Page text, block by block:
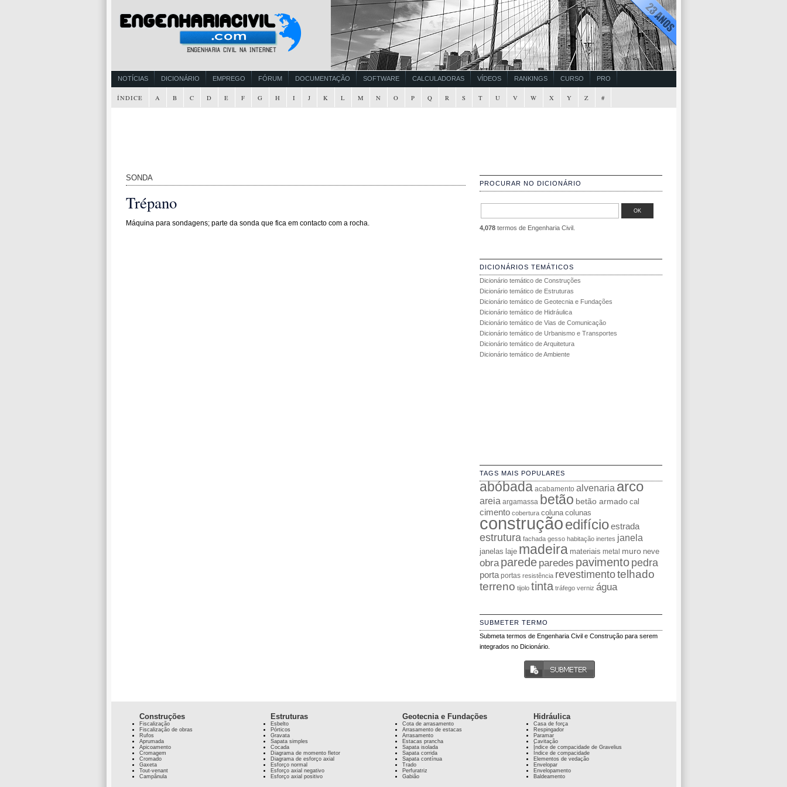
NOTÍCIAS DICIONÁRIO EMPREGO FÓRUM DOCUMENTAÇÃO SOFTWARE CALCULADORAS VÍDEOS RANKINGS CURSO PRO
ÍNDICE A B C D E F G H I J K L M N O P Q R S T U V W X Y Z #
SONDA
Trépano
Máquina para sondagens; parte da sonda que fica em contacto com a rocha.
PROCURAR NO DICIONÁRIO
4,078termos de Engenharia Civil.
DICIONÁRIOS TEMÁTICOS
Dicionário temático de Construções
Dicionário temático de Estruturas
Dicionário temático de Geotecnia e Fundações
Dicionário temático de Hidráulica
Dicionário temático de Vias de Comunicação
Dicionário temático de Urbanismo e Transportes
Dicionário temático de Arquitetura
Dicionário temático de Ambiente
TAGS MAIS POPULARES
abóbada acabamento alvenariaarco
areia argamassa betão betão armado cal
cimento cobertura coluna colunas
construçãoedifício estrada
estrutura fachada gesso habitação inertes janela
janelas laje madeira materiais metal muro neve
obra parede paredes pavimento pedra
porta portas resistência revestimentotelhado
terreno tijolo tinta tráfego verniz água
SUBMETER TERMO
Submeta termos de Engenharia Civil e Construção para serem
integrados no Dicionário.
Construções
Fiscalização
Fiscalização de obras
Rufos
Aprumada
Apicoamento
Cromagem
Cromado
Gaxeta
Tout-venant
Campânula
Estruturas
Esbelto
Pórticos
Gravata
Sapata simples
Cocada
Diagrama de momento fletor
Diagrama de esforço axial
Esforço normal
Esforço axial negativo
Esforço axial positivo
Geotecnia e Fundações
Cota de arrasamento
Arrasamento de estacas
Arrasamento
Estacas prancha
Sapata isolada
Sapata corrida
Sapata contínua
Trado
Perfuratriz
Gabião
Hidráulica
Casa de força
Respingador
Paramar
Cavitação
Índice de compacidade de Gravelius
Índice de compacidade
Elementos de vedação
Envelopar
Envelopamento
Baldeamento